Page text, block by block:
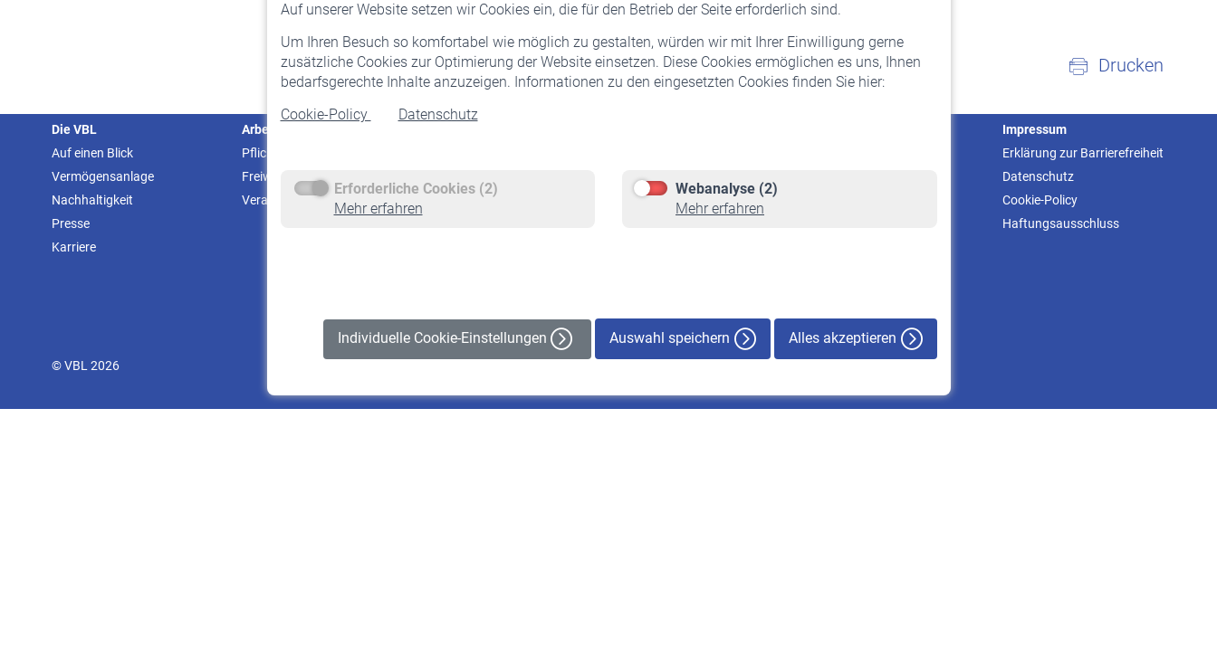
Auf unserer Website setzen wir Cookies ein, die für den Betrieb der Seite erforderlich sind.
Um Ihren Besuch so komfortabel wie möglich zu gestalten, würden wir mit Ihrer Einwilligung gerne
zusätzliche Cookies zur Optimierung der Website einsetzen. Diese Cookies ermöglichen es uns, Ihnen
bedarfsgerechte Inhalte anzuzeigen. Informationen zu den eingesetzten Cookies finden Sie hier:
Cookie-Policy
Datenschutz
Erforderliche Cookies (2)
Mehr erfahren
Webanalyse (2)
Mehr erfahren
Individuelle Cookie-Einstellungen Auswahl speichern Alles akzeptieren
Drucken
Die VBL
Auf einen Blick
Vermögensanlage
Nachhaltigkeit
Presse
Karriere
Arbeitgeber
Pflichtversicherung
Freiwillige Versicherung
Veranstaltungen
Staatliche Förderung
Rente beantragen
Rentenauszahlung
Impressum
Erklärung zur Barrierefreiheit
Datenschutz
Cookie-Policy
Haftungsausschluss
© VBL 2026